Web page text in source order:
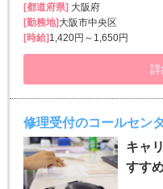
[都道府県]大阪府
[勤務地]大阪市中央区
[時給]1,420円～1,650円
修理受付のコールセン
キャ
すす